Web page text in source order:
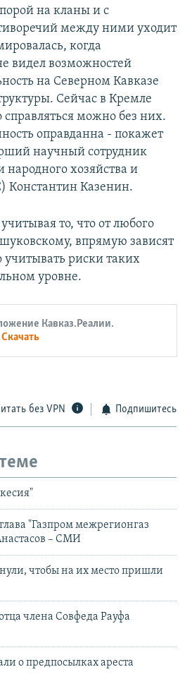
на кланы и с
между ними уходит
когда
видел возможностей
на Северном Кавказе
Сейчас в Кремле
справляться можно без них.
оправданна - покажет
научный сотрудник
хозяйства и
Константин Казенин.
то, что от любого
впрямую зависят
риски таких
уровне.
Кавказ.Реалии.
Скачать
без VPN Подпишитесь
"Газпром межрегионгаз
– СМИ
чтобы на их место пришли
члена Совфеда Рауфа
о предпосылках ареста